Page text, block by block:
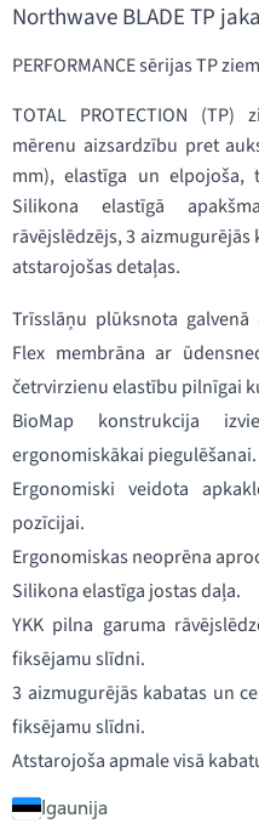
Northwave BLADE TP jaka
PERFORMANCE sērijas TP
TOTAL PROTECTION
mērenu aizsardzību pret
mm), elastīga un elpojoša,
Silikona elastīgā
rāvējslēdzējs, 3
atstarojošas detaļas.
Trīsslāņu plūksnota
Flex membrāna ar
četrvirzienu elastību pilnīgai
BioMap konstrukcija
ergonomiskākai piegulēšanai.
Ergonomiski veidota
pozīcijai.
Ergonomiskas neoprēna
Silikona elastīga jostas daļa.
YKK pilna garuma
fiksējamu slīdni.
3 aizmugurējās kabatas un
fiksējamu slīdni.
Atstarojoša apmale visā
Igaunija